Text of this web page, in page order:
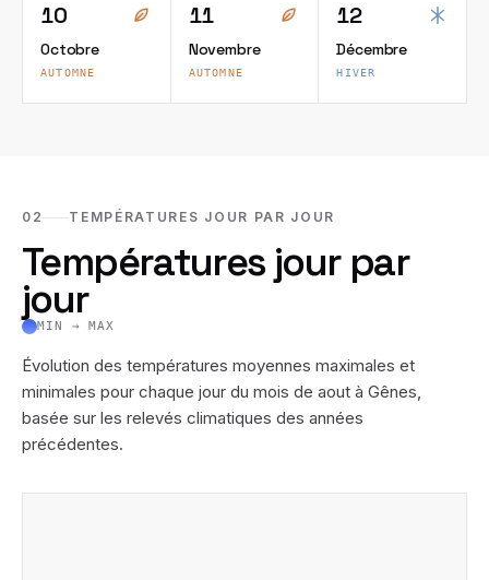
10
Octobre
AUTOMNE
11
Novembre
AUTOMNE
12
Décembre
HIVER
02 TEMPÉRATURES JOUR PAR JOUR
Températures jour par
jour
MIN → MAX
Évolution des températures moyennes maximales et
minimales pour chaque jour du mois de aout à Gênes,
basée sur les relevés climatiques des années
précédentes.